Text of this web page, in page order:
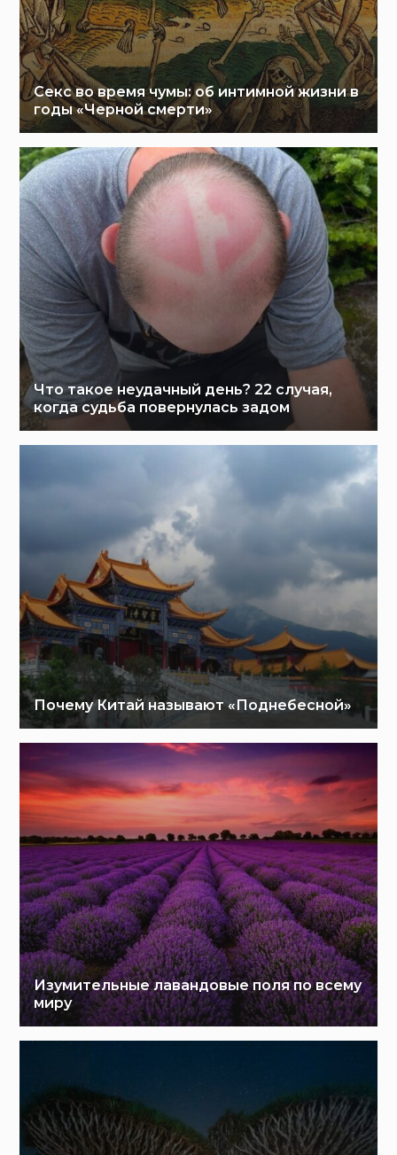
Секс во время чумы: об интимной жизни в
годы «Черной смерти»
Что такое неудачный день? 22 случая,
когда судьба повернулась задом
Почему Китай называют «Поднебесной»
Изумительные лавандовые поля по всему
миру